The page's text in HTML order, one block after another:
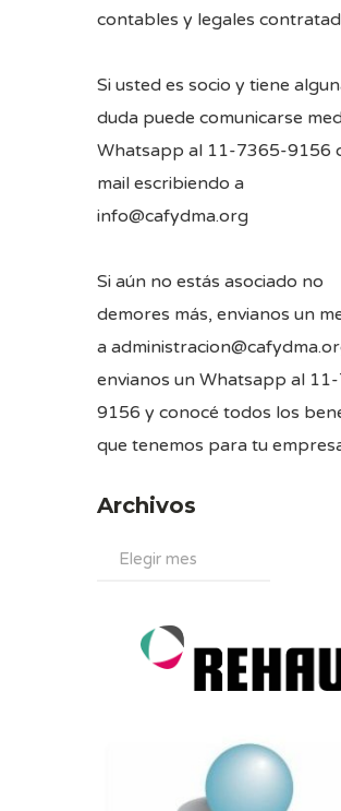
contables y legales
Si usted es socio y tiene
duda puede comunicarse
Whatsapp al 11-7365-9156
mail escribiendo a
info@cafydma.org
Si aún no estás asociado no
demores más, envianos un
a
envianos un Whatsapp al
9156 y conocé todos los
que tenemos para tu
Archivos
Archivos